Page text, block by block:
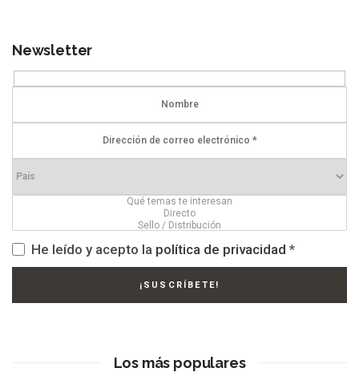
Newsletter
He leído y acepto la política de privacidad *
Los más populares